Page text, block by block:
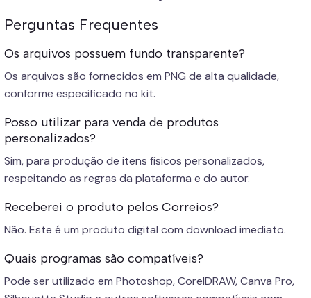
Perguntas Frequentes
Os arquivos possuem fundo transparente?
Os arquivos são fornecidos em PNG de alta qualidade,
conforme especificado no kit.
Posso utilizar para venda de produtos
personalizados?
Sim, para produção de itens físicos personalizados,
respeitando as regras da plataforma e do autor.
Receberei o produto pelos Correios?
Não. Este é um produto digital com download imediato.
Quais programas são compatíveis?
Pode ser utilizado em Photoshop, CorelDRAW, Canva Pro,